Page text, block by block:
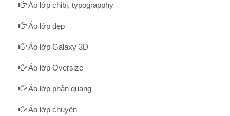
Áo lớp chibi, typograpphy
Áo lớp đẹp
Áo lớp Galaxy 3D
Áo lớp Oversize
Áo lớp phản quang
Áo lớp chuyên